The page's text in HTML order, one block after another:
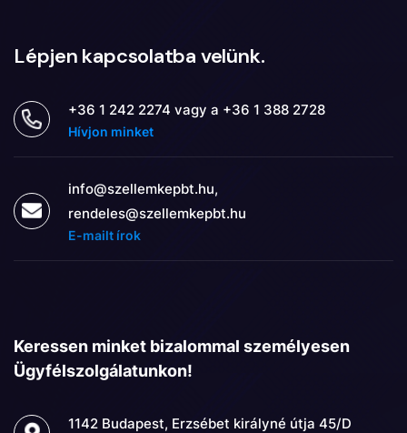
Lépjen kapcsolatba velünk.
+36 1 242 2274 vagy a +36 1 388 2728
Hívjon minket
info@szellemkepbt.hu,
rendeles@szellemkepbt.hu
E-mailt írok
Keressen minket bizalommal személyesen
Ügyfélszolgálatunkon!
1142 Budapest, Erzsébet királyné útja 45/D